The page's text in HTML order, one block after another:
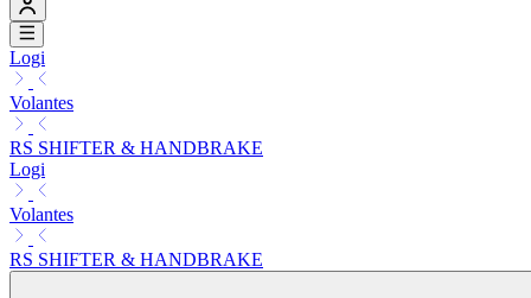
Logi
Volantes
RS SHIFTER & HANDBRAKE
Logi
Volantes
RS SHIFTER & HANDBRAKE